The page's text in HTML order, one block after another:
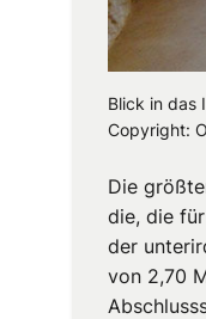
Blick in das
Copyright:
Die
die, die
der
von 2,70